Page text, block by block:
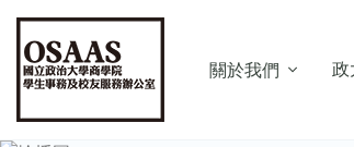
關於我們 政